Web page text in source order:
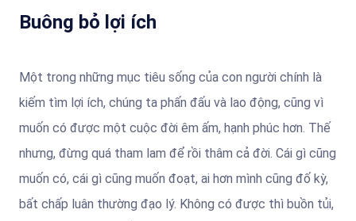
Buông bỏ lợi ích
Một trong những mục tiêu sống của con người chính là
kiếm tìm lợi ích, chúng ta phấn đấu và lao động, cũng vì
muốn có được một cuộc đời êm ấm, hạnh phúc hơn. Thế
nhưng, đừng quá tham lam để rồi thâm cả đời. Cái gì cũng
muốn có, cái gì cũng muốn đoạt, ai hơn mình cũng đố kỳ,
bất chấp luân thường đạo lý. Không có được thì buồn tủi,